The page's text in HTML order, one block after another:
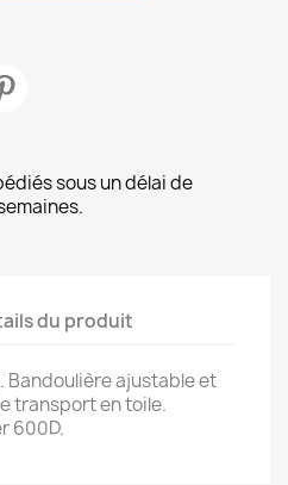
sous un délai de
du produit
Bandoulière ajustable et
transport en toile.
600D.